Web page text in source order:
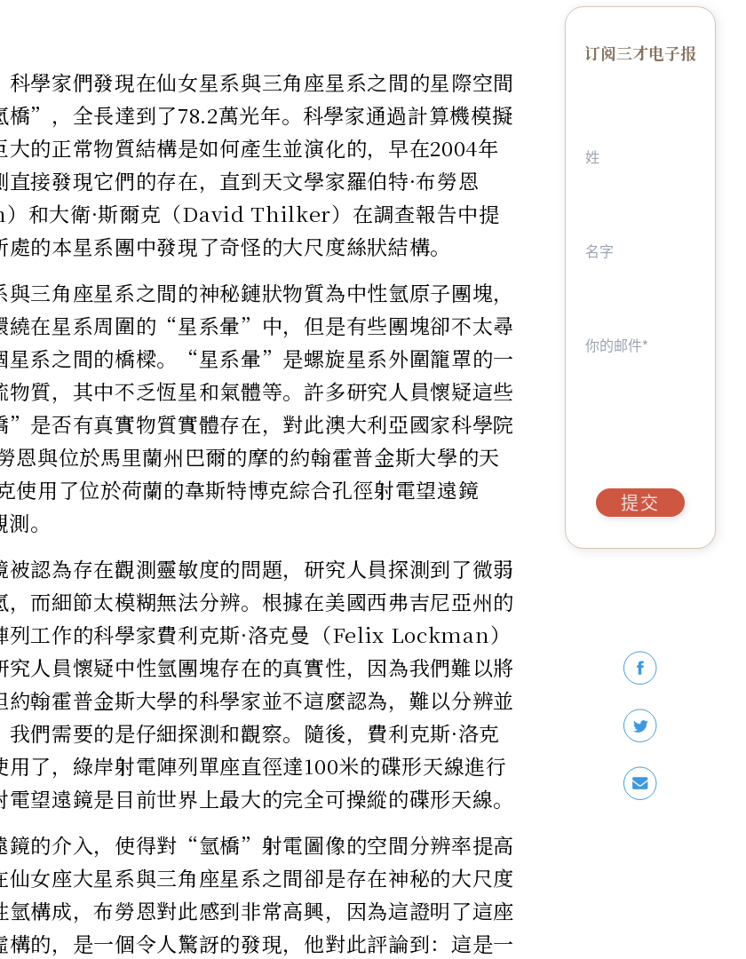
科學家們發現在仙女星系與三角座星系之間的星際空間
”，全長達到了78.2萬光年。科學家通過計算機模擬
大的正常物質結構是如何產生並演化的，早在2004年
接發現它們的存在，直到天文學家羅伯特·布勞恩
和大衛·斯爾克（David Thilker）在調查報告中提
的本星系團中發現了奇怪的大尺度絲狀結構。
三角座星系之間的神秘鏈狀物質為中性氫原子團塊，
繞在星系周圍的“星系暈”中，但是有些團塊卻不太尋
星系之間的橋樑。“星系暈”是螺旋星系外圍籠罩的一
物質，其中不乏恆星和氣體等。許多研究人員懷疑這些
是否有真實物質實體存在，對此澳大利亞國家科學院
恩與位於馬里蘭州巴爾的摩的約翰霍普金斯大學的天
使用了位於荷蘭的韋斯特博克綜合孔徑射電望遠鏡
。
被認為存在觀測靈敏度的問題，研究人員探測到了微弱
，而細節太模糊無法分辨。根據在美國西弗吉尼亞州的
列工作的科學家費利克斯·洛克曼（Felix Lockman）
人員懷疑中性氫團塊存在的真實性，因為我們難以將
翰霍普金斯大學的科學家並不這麼認為，難以分辨並
們需要的是仔細探測和觀察。隨後，費利克斯·洛克
用了，綠岸射電陣列單座直徑達100米的碟形天線進行
望遠鏡是目前世界上最大的完全可操縱的碟形天線。
鏡的介入，使得對“氫橋”射電圖像的空間分辨率提高
仙女座大星系與三角座星系之間卻是存在神秘的大尺度
構成，布勞恩對此感到非常高興，因為這證明了這座
構的，是一個令人驚訝的發現，他對此評論到：這是一
订阅三才电子报
提交